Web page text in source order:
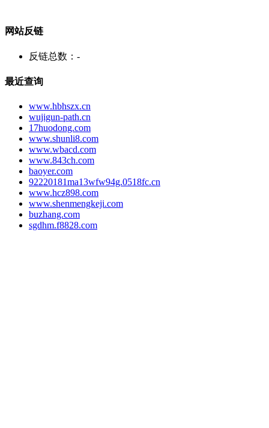
网站反链
反链总数： -
最近查询
www.hbhszx.cn
wujigun-path.cn
17huodong.com
www.shunli8.com
www.wbacd.com
www.843ch.com
baoyer.com
92220181ma13wfw94g.0518fc.cn
www.hcz898.com
www.shenmengkeji.com
buzhang.com
sgdhm.f8828.com